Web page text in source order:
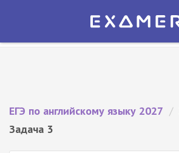
Экзамер — ЕГЭ 2027
ЕГЭ по английскому языку 2027 /
Задача 3